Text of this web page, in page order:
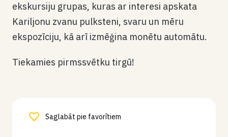
ekskursiju grupas, kuras ar interesi apskata
Kariljonu zvanu pulksteni, svaru un mēru
ekspozīciju, kā arī izmēģina monētu automātu.
Tiekamies pirmssvētku tirgū!
Saglabāt pie favorītiem